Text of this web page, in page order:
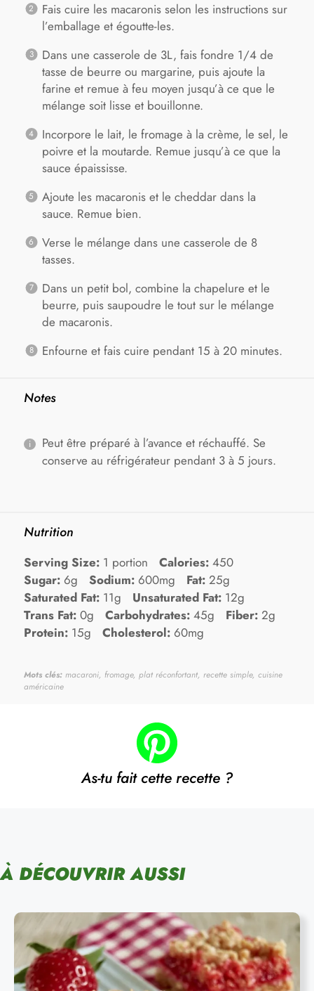
Fais cuire les macaronis selon les instructions sur
l’emballage et égoutte-les.
Dans une casserole de 3L, fais fondre 1/4 de
tasse de beurre ou margarine, puis ajoute la
farine et remue à feu moyen jusqu’à ce que le
mélange soit lisse et bouillonne.
Incorpore le lait, le fromage à la crème, le sel, le
poivre et la moutarde. Remue jusqu’à ce que la
sauce épaississe.
Ajoute les macaronis et le cheddar dans la
sauce. Remue bien.
Verse le mélange dans une casserole de 8
tasses.
Dans un petit bol, combine la chapelure et le
beurre, puis saupoudre le tout sur le mélange
de macaronis.
Enfourne et fais cuire pendant 15 à 20 minutes.
Notes
Peut être préparé à l’avance et réchauffé. Se
conserve au réfrigérateur pendant 3 à 5 jours.
Nutrition
Serving Size: 1 portion Calories: 450
Sugar: 6g Sodium: 600mg Fat: 25g
Saturated Fat: 11g Unsaturated Fat: 12g
Trans Fat: 0g Carbohydrates: 45g Fiber: 2g
Protein: 15g Cholesterol: 60mg
Mots clés: macaroni, fromage, plat réconfortant, recette simple, cuisine
américaine
As-tu fait cette recette ?
À DÉCOUVRIR AUSSI